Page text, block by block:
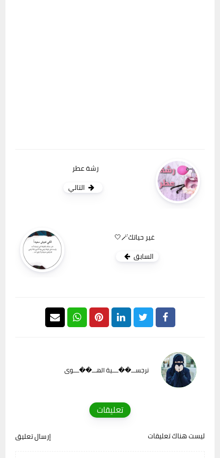
رشة عطر
التالي
غير حياتك🪄🤍
السابق
نرجســـ��ــــية الهـــ��ــــوى
تعليقات
ليست هناك تعليقات إرسال تعليق